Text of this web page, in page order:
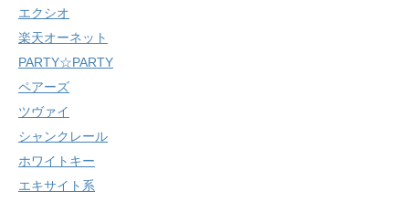
エクシオ
楽天オーネット
PARTY☆PARTY
ペアーズ
ツヴァイ
シャンクレール
ホワイトキー
エキサイト系